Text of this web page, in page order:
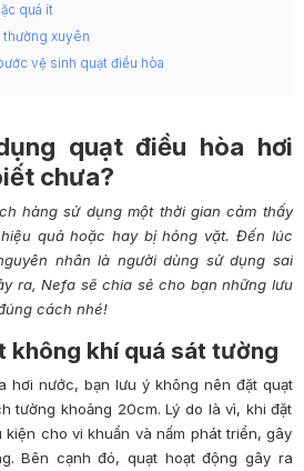
quá ít
xuyên
vệ sinh quạt điều hòa
quạt điều hòa hơi
chưa?
hàng sử dụng một thời gian cảm thấy
quả hoặc hay bị hỏng vặt. Đến lúc
nhân là người dùng sử dụng sai
ra, Nefa sẽ chia sẻ cho bạn những lưu
cách nhé!
không khí quá sát tường
hơi nước, bạn lưu ý không nên đặt quạt
tường khoảng 20cm. Lý do là vì, khi đặt
cho vi khuẩn và nấm phát triển, gây
Bên cạnh đó, quạt hoạt động gây ra